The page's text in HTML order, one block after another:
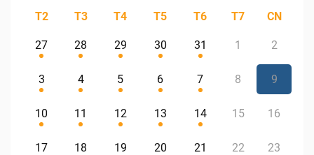
T2 T3 T4 T5 T6 T7 CN
27 28 29 30 31 1 2
3 4 5 6 7 8 9
10 11 12 13 14 15 16
17 18 19 20 21 22 23